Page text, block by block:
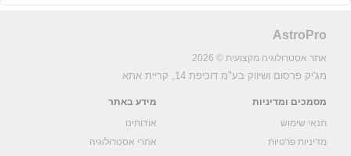
AstroPro
אתר אסטרולוגיה מקצועית © 2026
מג'יק פרסום ושיווק בע"מ דוכיפת 14, קריית אתא
מסמכים ומדיניות
תנאי שימוש
מדיניות פרטיות
מידע באתר
אודותינו
אתרי אסטרולוגיה